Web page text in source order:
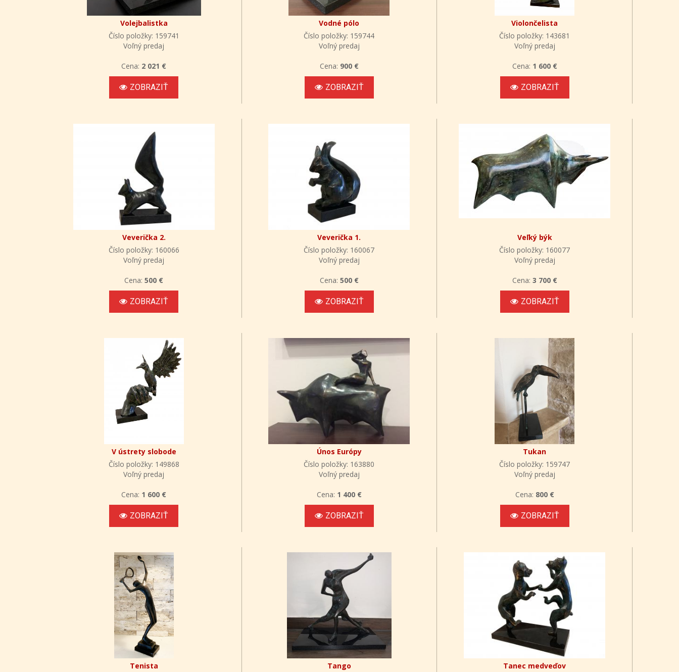
Volejbalistka
Číslo položky: 159741
Voľný predaj
Cena: 2 021 €
ZOBRAZIŤ
Vodné pólo
Číslo položky: 159744
Voľný predaj
Cena: 900 €
ZOBRAZIŤ
Violončelista
Číslo položky: 143681
Voľný predaj
Cena: 1 600 €
ZOBRAZIŤ
Veverička 2.
Číslo položky: 160066
Voľný predaj
Cena:500 €
ZOBRAZIŤ
Veverička 1.
Číslo položky: 160067
Voľný predaj
Cena: 500 €
ZOBRAZIŤ
Veľký býk
Číslo položky: 160077
Voľný predaj
Cena: 3 700 €
ZOBRAZIŤ
V ústrety slobode
Číslo položky: 149868
Voľný predaj
Cena: 1 600 €
ZOBRAZIŤ
Únos Európy
Číslo položky: 163880
Voľný predaj
Cena: 1 400 €
ZOBRAZIŤ
Tukan
Číslo položky: 159747
Voľný predaj
Cena: 800 €
ZOBRAZIŤ
Tenista Tango Tanec medveďov